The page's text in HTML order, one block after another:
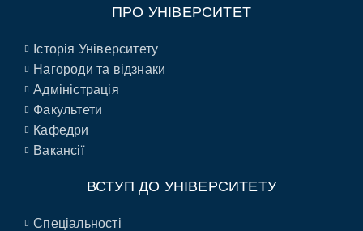
ПРО УНІВЕРСИТЕТ
Історія Університету
Нагороди та відзнаки
Адміністрація
Факультети
Кафедри
Вакансії
ВСТУП ДО УНІВЕРСИТЕТУ
Спеціальності